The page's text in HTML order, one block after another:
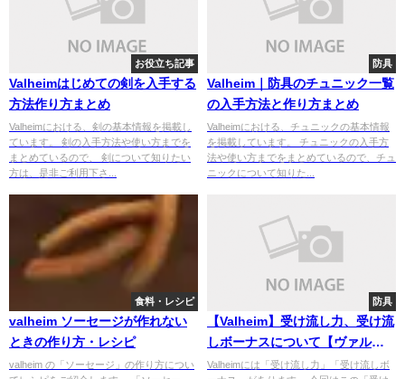
お役立ち記事
Valheimはじめての剣を入手する
方法作り方まとめ
Valheimにおける、剣の基本情報を掲載し
ています。 剣の入手方法や使い方までを
まとめているので、 剣について知りたい
方は、是非ご利用下さ...
防具
Valheim｜防具のチュニック一覧
の入手方法と作り方まとめ
Valheimにおける、チュニックの基本情報
を掲載しています。 チュニックの入手方
法や使い方までをまとめているので、チュ
ニックについて知りた...
食料・レシピ
valheim ソーセージが作れない
ときの作り方・レシピ
valheim の「ソーセージ」の作り方につい
防具
【Valheim】受け流し力、受け流
しボーナスについて【ヴァルハ
イム】
Valheimには「受け流し力」「受け流しボ